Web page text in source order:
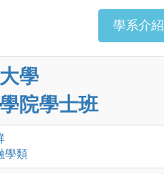
學系介紹
學
院學士班
學類